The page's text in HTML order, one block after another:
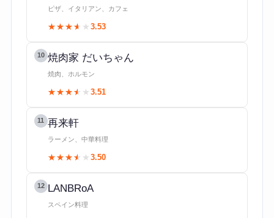
ピザ、イタリアン、カフェ
★★★★★
★★★★★ 3.53
10 焼肉家 だいちゃん
焼肉、ホルモン
★★★★★
★★★★★ 3.51
11 再来軒
ラーメン、中華料理
★★★★★
★★★★★ 3.50
12 LANBRoA
スペイン料理